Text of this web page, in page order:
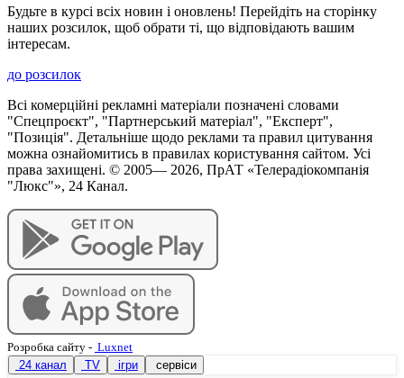
Будьте в курсі всіх новин і оновлень! Перейдіть на сторінку
наших розсилок, щоб обрати ті, що відповідають вашим
інтересам.
до розсилок
Всі комерційні рекламні матеріали позначені словами
"Спецпроєкт", "Партнерський матеріал", "Експерт",
"Позиція". Детальніше щодо реклами та правил цитування
можна ознайомитись в правилах користування сайтом. Усі
права захищені. © 2005— 2026, ПрАТ «Телерадіокомпанія
"Люкс"», 24 Канал.
Розробка сайту - Luxnet
24 канал
TV ігри сервіси